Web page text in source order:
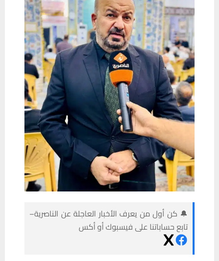
🔔 كن أول من يعرف الأخبار العاجلة عن الناصرية–
تابع حساباتنا على فيسبوك أو أكس